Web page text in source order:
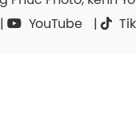
| YouTube |